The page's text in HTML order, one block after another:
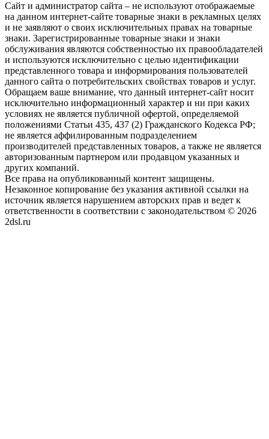
Сайт и администратор сайта – не используют отображаемые
на данном интернет-сайте товарные знаки в рекламных целях
и не заявляют о своих исключительных правах на товарные
знаки. Зарегистрированные товарные знаки и знаки
обслуживания являются собственностью их правообладателей
и используются исключительно с целью идентификации
представленного товара и информирования пользователей
данного сайта о потребительских свойствах товаров и услуг.
Обращаем ваше внимание, что данный интернет-сайт носит
исключительно информационный характер и ни при каких
условиях не является публичной офертой, определяемой
положениями Статьи 435, 437 (2) Гражданского Кодекса РФ;
не является аффилированным подразделением
производителей представленных товаров, а также не является
авторизованным партнером или продавцом указанных и
других компаний.
Все права на опубликованный контент защищены.
Незаконное копирование без указания активной ссылки на
источник является нарушением авторских прав и ведет к
ответственности в соответствии с законодательством © 2026
2dsl.ru